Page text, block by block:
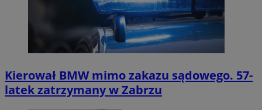
Kierował BMW mimo zakazu sądowego. 57-
latek zatrzymany w Zabrzu